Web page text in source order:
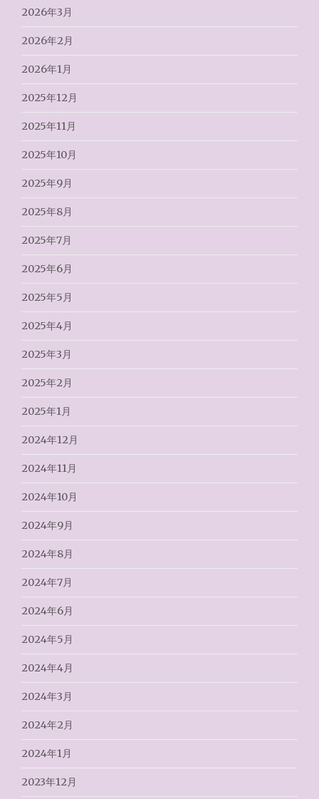
2026年3月
2026年2月
2026年1月
2025年12月
2025年11月
2025年10月
2025年9月
2025年8月
2025年7月
2025年6月
2025年5月
2025年4月
2025年3月
2025年2月
2025年1月
2024年12月
2024年11月
2024年10月
2024年9月
2024年8月
2024年7月
2024年6月
2024年5月
2024年4月
2024年3月
2024年2月
2024年1月
2023年12月